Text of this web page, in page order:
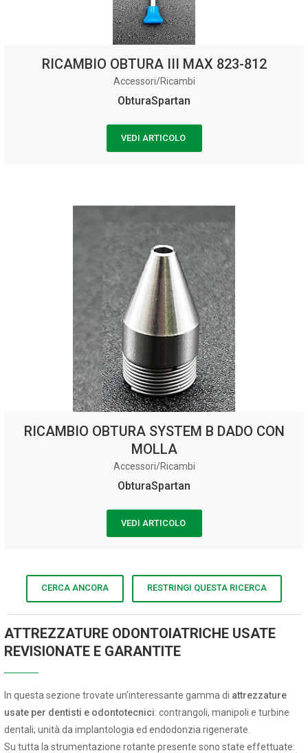
RICAMBIO OBTURA III MAX 823-812
Accessori/Ricambi
ObturaSpartan
VEDI ARTICOLO
RICAMBIO OBTURA SYSTEM B DADO CON
MOLLA
Accessori/Ricambi
ObturaSpartan
VEDI ARTICOLO
CERCA ANCORA RESTRINGI QUESTA RICERCA
ATTREZZATURE ODONTOIATRICHE USATE
REVISIONATE E GARANTITE
In questa sezione trovate un’interessante gamma di attrezzature
usate per dentisti e odontotecnici: contrangoli, manipoli e turbine
dentali; unità da implantologia ed endodonzia rigenerate.
Su tutta la strumentazione rotante presente sono state effettuate: